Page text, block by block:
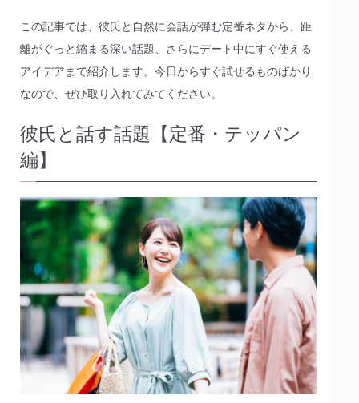
この記事では、彼氏と自然に会話が弾む定番ネタから、距
離がぐっと縮まる深い話題、さらにデート中にすぐ使える
アイデアまで紹介します。今日からすぐ試せるものばかり
なので、ぜひ取り入れてみてください。
彼氏と話す話題【定番・テッパン
編】